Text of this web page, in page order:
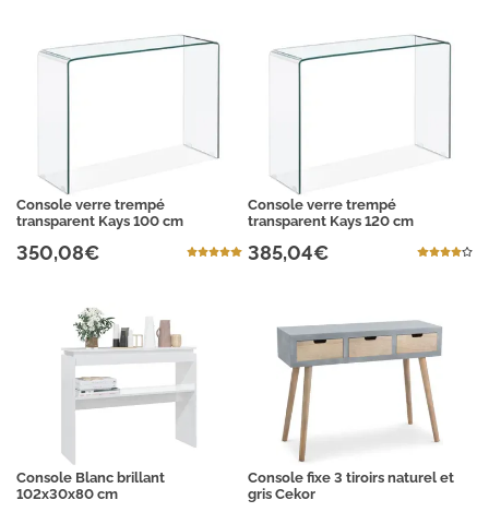
Console verre trempé
transparent Kays 100 cm
350,08€
Console verre trempé
transparent Kays 120 cm
385,04€
Console Blanc brillant
102x30x80 cm
Console fixe 3 tiroirs naturel et
gris Cekor